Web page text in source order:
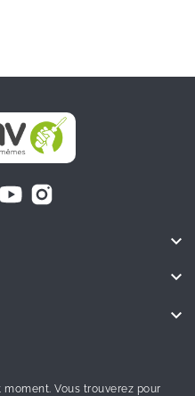



Vous trouverez pour